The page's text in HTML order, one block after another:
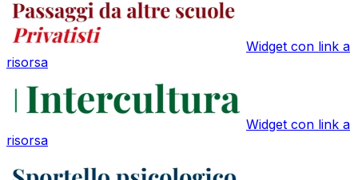
Widget con link a
risorsa
Widget con link a
risorsa